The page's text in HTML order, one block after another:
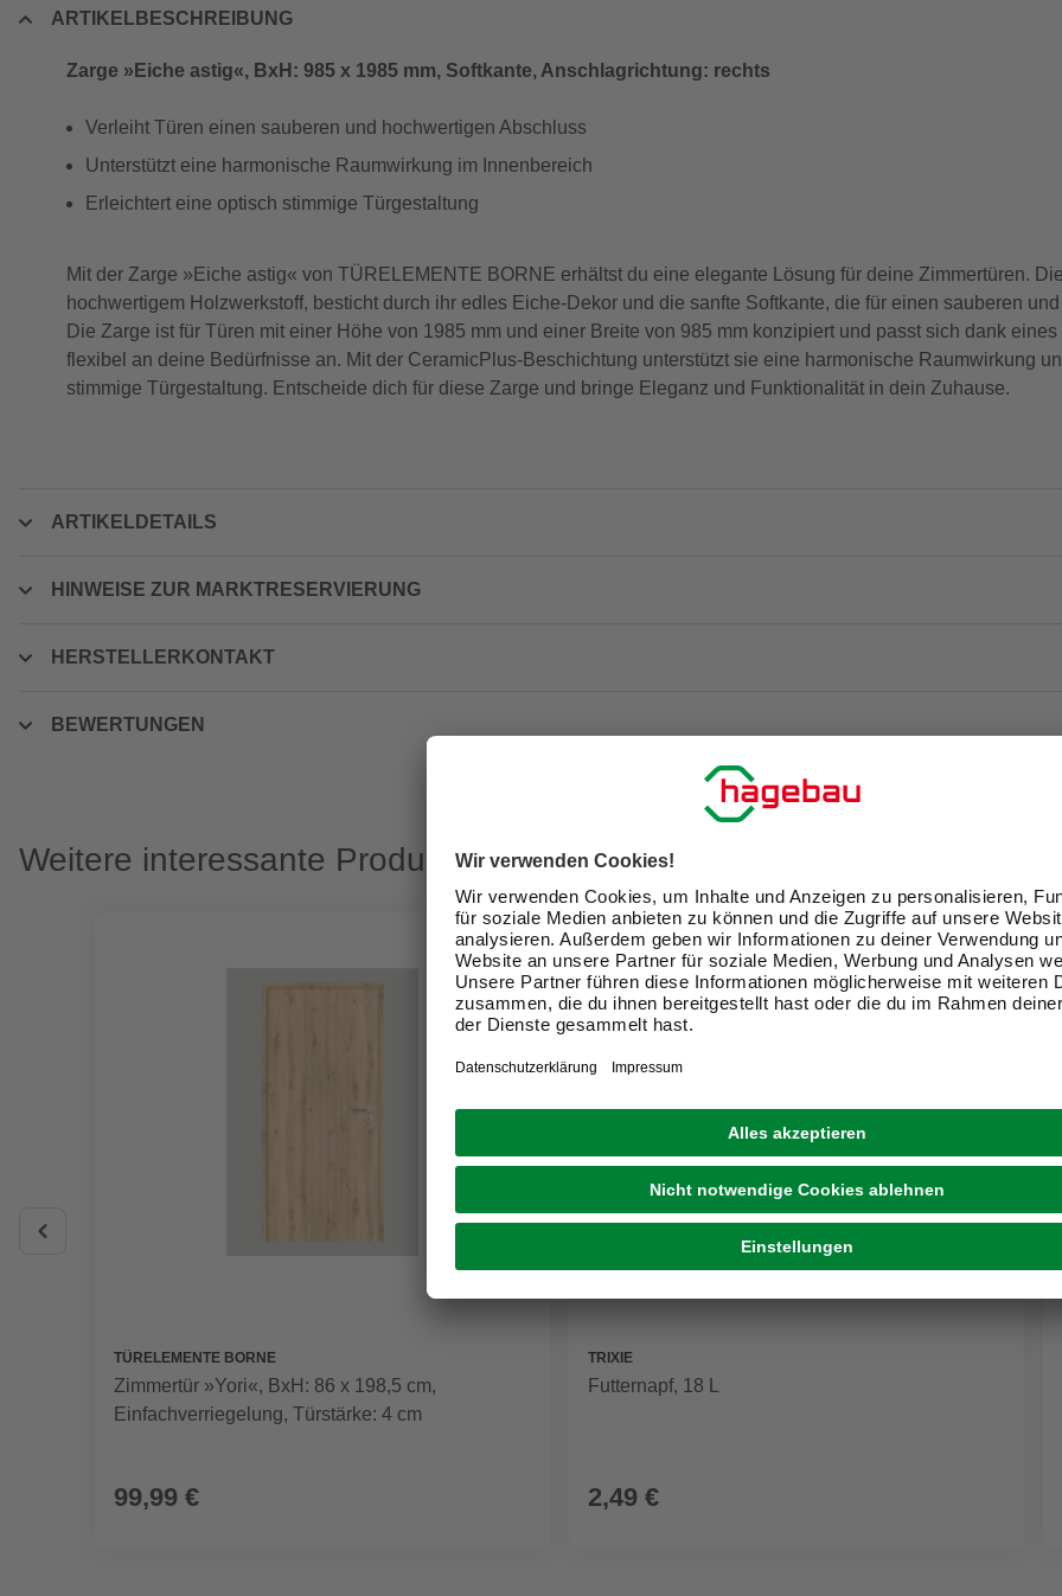
ARTIKELBESCHREIBUNG
Zarge »Eiche astig«, BxH: 985 x 1985 mm, Softkante, Anschlagrichtung: rechts
Verleiht Türen einen sauberen und hochwertigen Abschluss
Unterstützt eine harmonische Raumwirkung im Innenbereich
Erleichtert eine optisch stimmige Türgestaltung
Mit der Zarge »Eiche astig« von TÜRELEMENTE BORNE erhältst du eine elegante Lösung für deine Zimmertüren.
hochwertigem Holzwerkstoff, besticht durch ihr edles Eiche-Dekor und die sanfte Softkante, die für einen sauberen
Die Zarge ist für Türen mit einer Höhe von 1985 mm und einer Breite von 985 mm konzipiert und passt sich dank
flexibel an deine Bedürfnisse an. Mit der CeramicPlus-Beschichtung unterstützt sie eine harmonische Raumwirkung
stimmige Türgestaltung. Entscheide dich für diese Zarge und bringe Eleganz und Funktionalität in dein Zuhause.
ARTIKELDETAILS
HINWEISE ZUR MARKTRESERVIERUNG
HERSTELLERKONTAKT
BEWERTUNGEN
Weitere interessante Produkte
TÜRELEMENTE BORNE
Zimmertür »Yori«, BxH: 86 x 198,5 cm,
Einfachverriegelung, Türstärke: 4 cm
99,99 €
TRIXIE
Futternapf, 18 L
2,49 €